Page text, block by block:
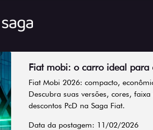
Fiat mobi: o carro ideal para
Fiat Mobi 2026: compacto,
Descubra suas versões, cores,
descontos PcD na Saga Fiat.
Data da postagem: 11/02/2026